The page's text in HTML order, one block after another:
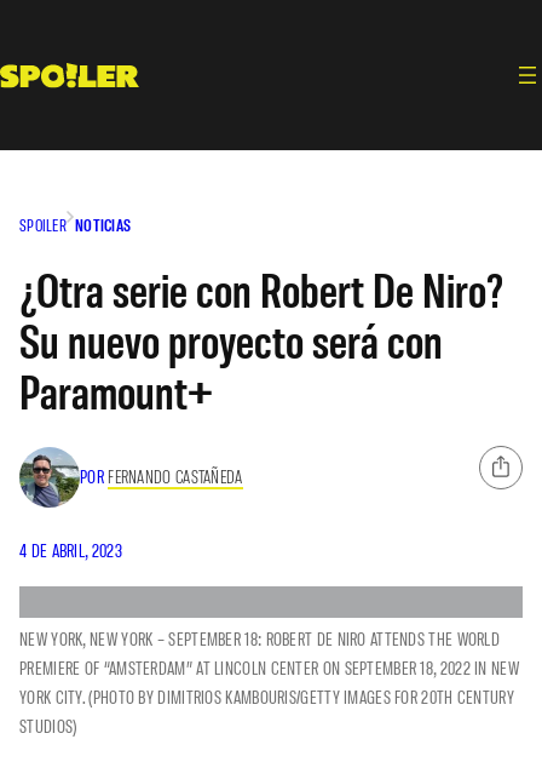
contenido
SPOILER NOTICIAS
¿Otra serie con Robert De Niro?
Su nuevo proyecto será con
Paramount+
POR FERNANDO CASTAÑEDA
4 DE ABRIL, 2023
NEW YORK, NEW YORK – SEPTEMBER 18: ROBERT DE NIRO ATTENDS THE WORLD
PREMIERE OF “AMSTERDAM” AT LINCOLN CENTER ON SEPTEMBER 18, 2022 IN NEW
YORK CITY. (PHOTO BY DIMITRIOS KAMBOURIS/GETTY IMAGES FOR 20TH CENTURY
STUDIOS)